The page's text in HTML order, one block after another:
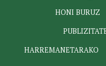
HONI BURUZ
HARREMANETARAKO